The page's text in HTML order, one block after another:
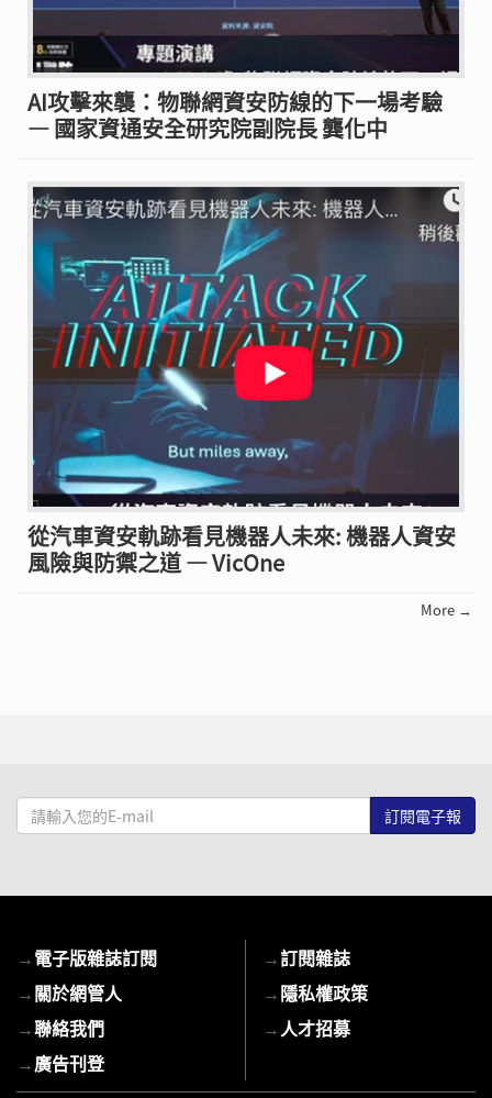
AI攻擊來襲：物聯網資安防線的下一場考驗
— 國家資通安全研究院副院長 龔化中
從汽車資安軌跡看見機器人未來: 機器人資安
風險與防禦之道 — VicOne
More →
請
輸
mail
→電子版雜誌訂閱
→關於網管人
→聯絡我們
→廣告刊登
→訂閱雜誌
→隱私權政策
→ 人才招募